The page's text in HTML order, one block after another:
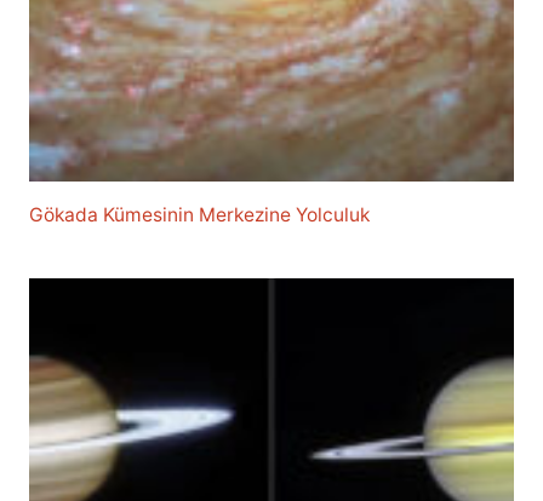
Gökada Kümesinin Merkezine Yolculuk